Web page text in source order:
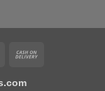
MasterCard